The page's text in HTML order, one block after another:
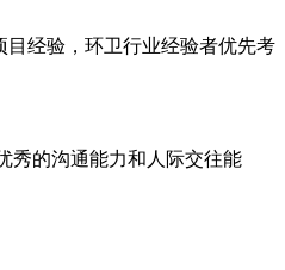
目经验，环卫行业经验者优先考
秀的沟通能力和人际交往能